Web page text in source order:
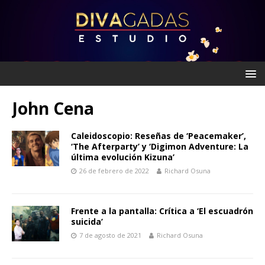
John Cena
Caleidoscopio: Reseñas de ‘Peacemaker’,
‘The Afterparty’ y ‘Digimon Adventure: La
última evolución Kizuna’
26 de febrero de 2022 Richard Osuna
Frente a la pantalla: Crítica a ‘El escuadrón
suicida’
7 de agosto de 2021 Richard Osuna